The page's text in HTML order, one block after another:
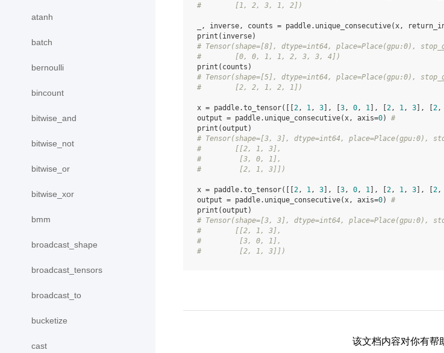
atanh
batch
bernoulli
bincount
bitwise_and
bitwise_not
bitwise_or
bitwise_xor
bmm
broadcast_shape
broadcast_tensors
broadcast_to
bucketize
cast
#        [1, 2, 3, 1, 2])
, inverse, counts = paddle. unique_consecutive(x,
print ( inverse)
# Tensor(shape=[8], dtype=int64, place=Place(gpu:0),
#        [0, 0, 1, 1, 2, 3, 3, 4])
print ( counts )
# Tensor(shape=[5], dtype=int64, place=Place(gpu:0),
#        [2, 2, 1, 2, 1])
x = paddle.to_tensor([[ 2, 1, 3 ], 3, 0, 1 ], 2, 1, 3 ], 2,
output = paddle. unique_consecutive(x, axis=0)
#
print (output )
# Tensor(shape=[3, 3], dtype=int64, place=Place(gpu:0),
#        [[2, 1, 3],
#         [3, 0, 1],
#         [2, 1, 3]])
x = paddle.to_tensor([[ 2, 1, 3 ], 3, 0, 1 ], 2, 1, 3 ], 2,
output = paddle. unique_consecutive(x, axis=0)
#
print (output )
# Tensor(shape=[3, 3], dtype=int64, place=Place(gpu:0),
#        [[2, 1, 3],
#         [3, 0, 1],
#         [2, 1, 3]])
该文档内容对你有帮